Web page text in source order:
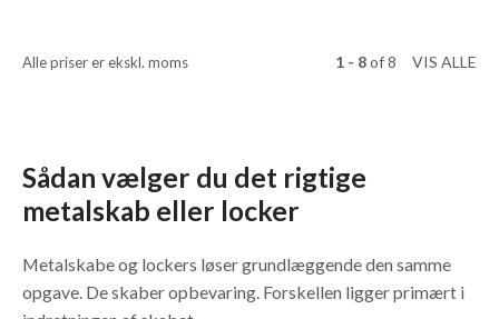
Alle priser er ekskl. moms 1 - 8of8 VIS ALLE
Sådan vælger du det rigtige
metalskab eller locker
Metalskabe og lockers løser grundlæggende den samme
opgave. De skaber opbevaring. Forskellen ligger primært i